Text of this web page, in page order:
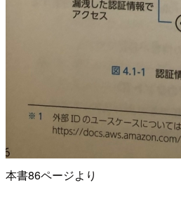
本書86ページより